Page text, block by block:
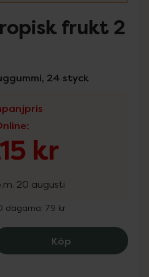
frukt 2
24 styck
:
kr
20 augusti
dagarna: 79 kr
KöpNicotinell